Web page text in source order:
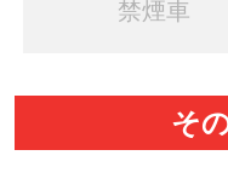
禁煙車
そ